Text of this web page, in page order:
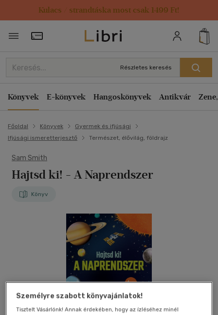
Kulacs / strandtáska most csak 1499 Ft!
Törzsvásárlói Kártya adatai
Részletes keresés
Könyvek E-könyvek Hangoskönyvek Antikvár
Főoldal Könyvek
Gyermek és ifjúsági
Ifjúsági ismeretterjesztő
Természet, élővilág, földrajz
Sam Smith
Hajtsd ki! - A Naprendszer
Könyv
Személyre szabott könyvajánlatok!
Tisztelt Vásárlónk! Annak érdekében, hogy az ízléséhez minél